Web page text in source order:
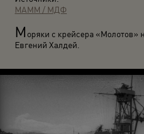
МАММ / МДФ
М оряки с крейсера «Молотов»
Евгений Халдей.